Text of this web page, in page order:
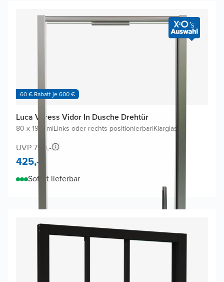
60 € Rabatt je 600 €
Luca Varess Vidor In Dusche Drehtür
80 x 190cm|Links oder rechts positionierbar|Klarglas
UVP 790,-
425,-
Sofort lieferbar